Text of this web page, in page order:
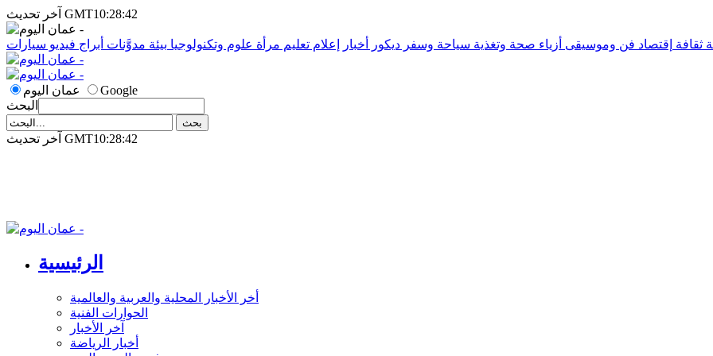
آخر تحديث GMT10:28:42
ثقافة إقتصاد فن وموسيقى أزياء صحة وتغذية سياحة وسفر ديكور أخبار إعلام تعليم مرأة علوم وتكنولوجيا بيئة مدوَّنات أبراج فيديو سيارات
عمان اليوم
Google
البحث
آخر تحديث GMT10:28:42
الرئيسية
أخر الأخبار المحلية والعربية والعالمية
الحوارات الفنية
آخر الأخبار
أخبار الرياضة